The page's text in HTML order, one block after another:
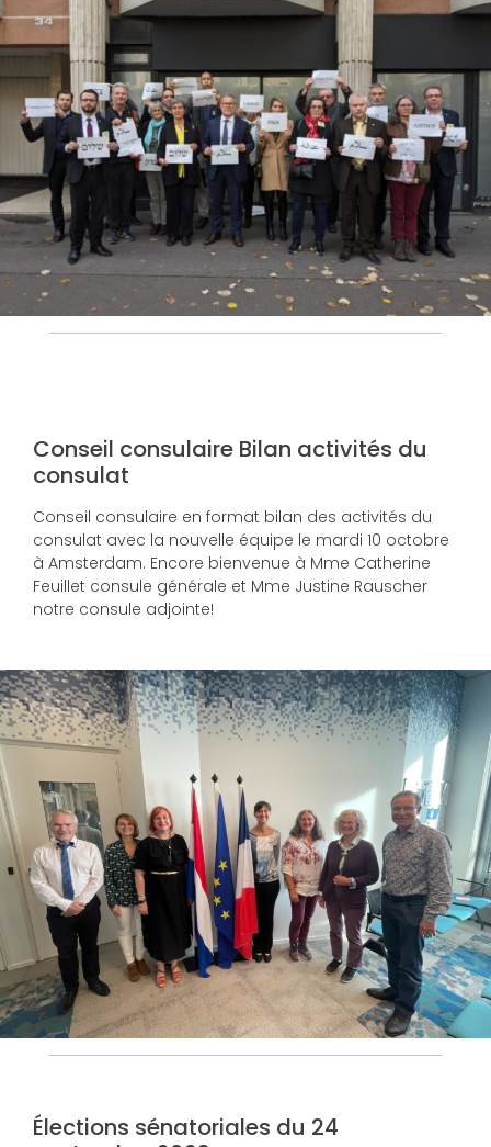
Conseil consulaire Bilan activités du
consulat
Conseil consulaire en format bilan des activités du
consulat avec la nouvelle équipe le mardi 10 octobre
à Amsterdam. Encore bienvenue à Mme Catherine
Feuillet consule générale et Mme Justine Rauscher
notre consule adjointe!
Élections sénatoriales du 24